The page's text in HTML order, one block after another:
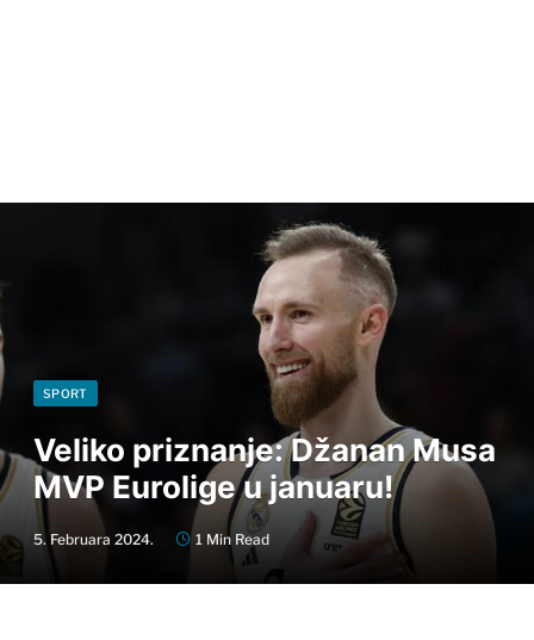
SPORT
Veliko priznanje: Džanan Musa
MVP Eurolige u januaru!
5. Februara 2024. 1 Min Read